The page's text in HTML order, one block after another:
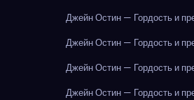
Джейн Остин — Гордость и
Джейн Остин — Гордость и
Джейн Остин — Гордость и
Джейн Остин — Гордость и